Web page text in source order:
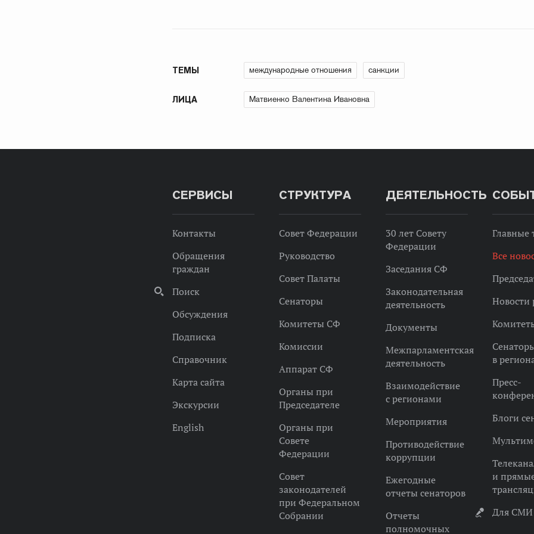
ТЕМЫ международные отношения санкции
ЛИЦА Матвиенко Валентина Ивановна
СЕРВИСЫ
Контакты
Обращения
граждан
Поиск
Обсуждения
Подписка
Справочник
Карта сайта
Экскурсии
English
СТРУКТУРА
Совет Федерации
Руководство
Совет Палаты
Сенаторы
Комитеты СФ
Комиссии
Аппарат СФ
Органы при
Председателе
Органы при
Совете
Федерации
Совет
законодателей
при Федеральном
Собрании
ДЕЯТЕЛЬНОСТЬ
30 лет Совету
Федерации
Заседания СФ
Законодательная
деятельность
Документы
Межпарламентская
деятельность
Взаимодействие
с регионами
Мероприятия
Противодействие
коррупции
Ежегодные
отчеты сенаторов
Отчеты
полномочных
Главные
Все
Новости
в
Пресс-
Блоги
и
Для СМИ